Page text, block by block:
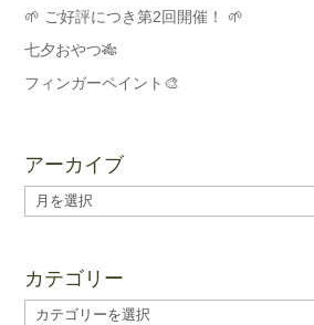
🌱 ご好評につき第2回開催！ 🌱
七夕おやつ🎋
フィンガーペイント🎨
アーカイブ
ア
ー
イ
ブ
カテゴリー
カ